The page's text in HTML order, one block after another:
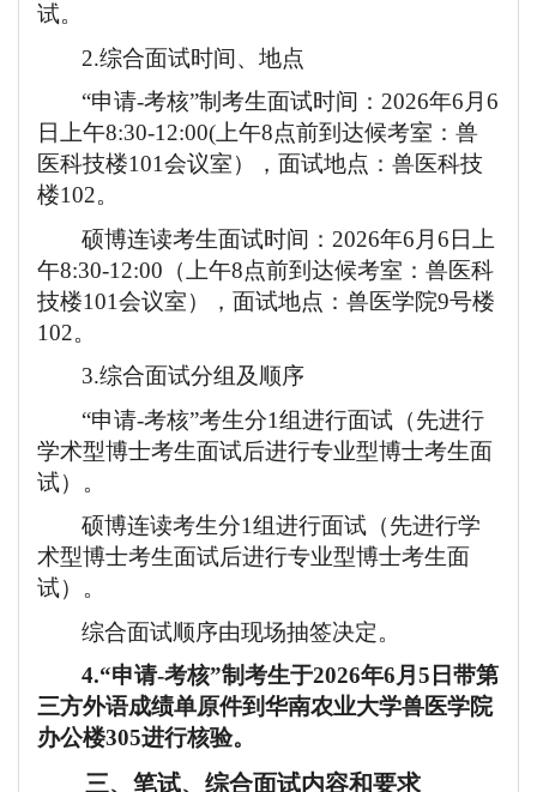
试。
2.综合面试时间、 地点
“申请-考核”制 考生面试时间 ： 2026年6月 6
日上午8:30-12:00(上午8点前到达候考室：兽
医科技楼101会议室）， 面试地点：兽医科技
楼102。
硕博连读考生面试时间： 2026年6月6日上
午8:30-1 2:00 （ 上午8点前到达候考室：兽医科
技楼101会议室）， 面试地点：兽医学院9号楼
102。
3.综合面试分组及顺序
“申请-考核”考生分1组进行面试（先进行
学术型博士考生面试后进行专业型博士考生面
试）。
硕博连读考生分1组进行面试（先进行学
术型博士考生面试后进行专业型博士考生面
试）。
综合面试顺序由现场抽签决定。
4.“申请-考核”制考生于2026年6月 5 日带第
三方外语成绩单原件到华南农业大学兽医学院
办公楼305进行核验。
三、 笔试、综合面试内容和要求